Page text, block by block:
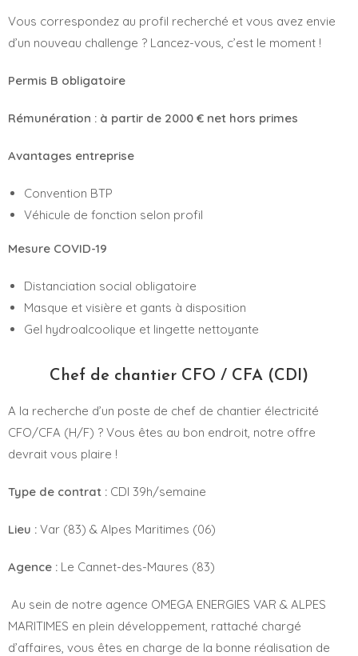
Vous correspondez au profil recherché et vous avez envie
d’un nouveau challenge ? Lancez-vous, c’est le moment !
Permis B obligatoire
Rémunération : à partir de 2000 € net hors primes
Avantages entreprise
Convention BTP
Véhicule de fonction selon profil
Mesure COVID-19
Distanciation social obligatoire
Masque et visière et gants à disposition
Gel hydroalcoolique et lingette nettoyante
Chef de chantier CFO / CFA (CDI)
A la recherche d’un poste de chef de chantier électricité
CFO/CFA (H/F) ? Vous êtes au bon endroit, notre offre
devrait vous plaire !
Type de contrat : CDI 39h/semaine
Lieu : Var (83) & Alpes Maritimes (06)
Agence : Le Cannet-des-Maures (83)
Au sein de notre agence OMEGA ENERGIES VAR & ALPES
MARITIMES en plein développement, rattaché chargé
d’affaires, vous êtes en charge de la bonne réalisation de